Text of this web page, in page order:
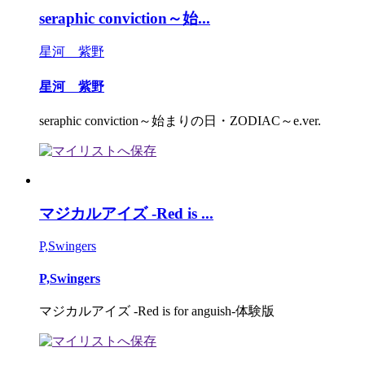
seraphic conviction～始...
星河 紫野
星河 紫野
seraphic conviction～始まりの日・ZODIAC～e.ver.
マジカルアイズ -Red is ...
P,Swingers
P,Swingers
マジカルアイズ -Red is for anguish-体験版